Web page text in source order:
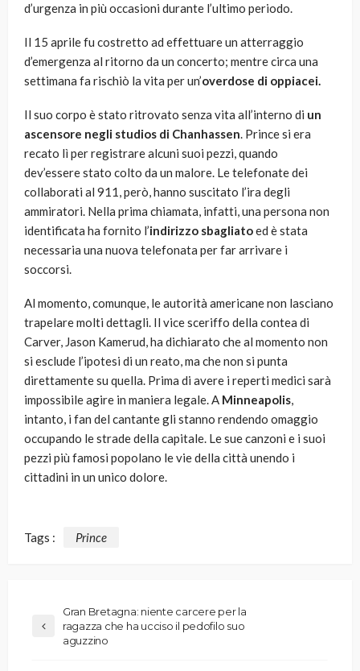
d’urgenza in più occasioni durante l’ultimo periodo.
Il 15 aprile fu costretto ad effettuare un atterraggio
d’emergenza al ritorno da un concerto; mentre circa una
settimana fa rischiò la vita per un’overdose di oppiacei.
Il suo corpo è stato ritrovato senza vita all’interno di un
ascensore negli studios di Chanhassen. Prince si era
recato lì per registrare alcuni suoi pezzi, quando
dev’essere stato colto da un malore. Le telefonate dei
collaborati al 911, però, hanno suscitato l’ira degli
ammiratori. Nella prima chiamata, infatti, una persona non
identificata ha fornito l’indirizzo sbagliatoed è stata
necessaria una nuova telefonata per far arrivare i
soccorsi.
Al momento, comunque, le autorità americane non lasciano
trapelare molti dettagli. Il vice sceriffo della contea di
Carver, Jason Kamerud, ha dichiarato che al momento non
si esclude l’ipotesi di un reato, ma che non si punta
direttamente su quella. Prima di avere i reperti medici sarà
impossibile agire in maniera legale. A Minneapolis,
intanto, i fan del cantante gli stanno rendendo omaggio
occupando le strade della capitale. Le sue canzoni e i suoi
pezzi più famosi popolano le vie della città unendo i
cittadini in un unico dolore.
Tags : Prince
Gran Bretagna: niente carcere per la
ragazza che ha ucciso il pedofilo suo
aguzzino